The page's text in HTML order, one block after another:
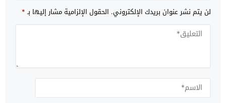
لن يتم نشر عنوان بريدك الإلكتروني. الحقول الإلزامية مشار إليها بـ*